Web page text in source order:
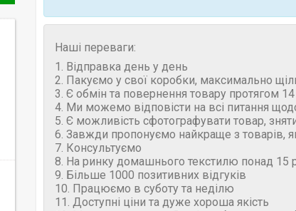
Наші переваги:
1. Відправка день у день
2. Пакуємо у свої коробки, максимально
3. Є обмін та повернення товару протягом
4. Ми можемо відповісти на всі питання
5. Є можливість сфотографувати товар,
6. Завжди пропонуємо найкраще з товарів,
7. Консультуємо
8. На ринку домашнього текстилю понад 15
9. Більше 1000 позитивних відгуків
10. Працюємо в суботу та неділю
11. Доступні ціни та дуже хороша якість